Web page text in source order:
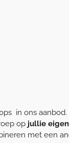
in ons
op jullie
met een